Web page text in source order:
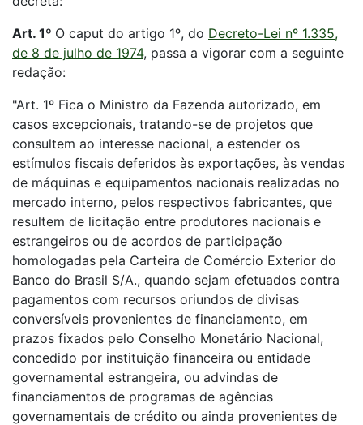
Art. 1º O caput do artigo 1º, do Decreto-Lei nº 1.335,
de 8 de julho de 1974, passa a vigorar com a seguinte
redação:
"Art. 1º Fica o Ministro da Fazenda autorizado, em
casos excepcionais, tratando-se de projetos que
consultem ao interesse nacional, a estender os
estímulos fiscais deferidos às exportações, às vendas
de máquinas e equipamentos nacionais realizadas no
mercado interno, pelos respectivos fabricantes, que
resultem de licitação entre produtores nacionais e
estrangeiros ou de acordos de participação
homologadas pela Carteira de Comércio Exterior do
Banco do Brasil S/A., quando sejam efetuados contra
pagamentos com recursos oriundos de divisas
conversíveis provenientes de financiamento, em
prazos fixados pelo Conselho Monetário Nacional,
concedido por instituição financeira ou entidade
governamental estrangeira, ou advindas de
financiamentos de programas de agências
governamentais de crédito ou ainda provenientes de